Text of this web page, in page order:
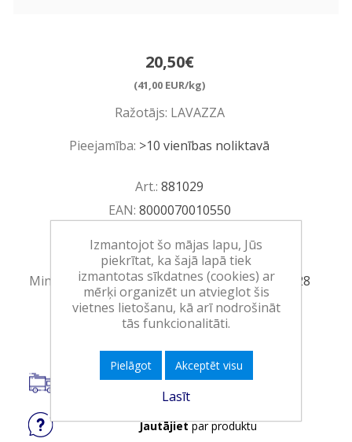
20,50€
(41,00 EUR/kg)
Ražotājs: LAVAZZA
Pieejamība: >10 vienības noliktavā
Art.: 881029
EAN: 8000070010550
Minimālais daudzums:1
Minimālais preces derīguma termiņš:30.04.2028
Ielikt grozā
Piegāde visā Latvijā.
Jautājietpar produktu
Izmantojot šo mājas lapu, Jūs
piekrītat, ka šajā lapā tiek
izmantotas sīkdatnes (cookies) ar
mērķi organizēt un atvieglot šis
vietnes lietošanu, kā arī nodrošināt
tās funkcionalitāti.
Pielāgot Akceptēt visu
Lasīt